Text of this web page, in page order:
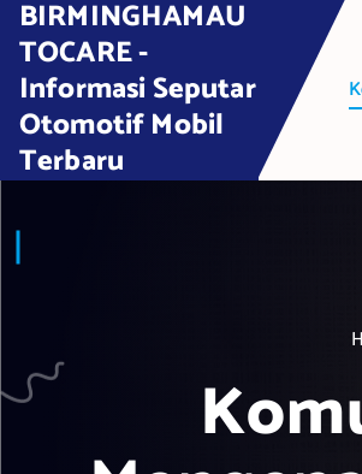
BIRMINGHAMAU
TOCARE -
Informasi Seputar
Otomotif Mobil
Terbaru